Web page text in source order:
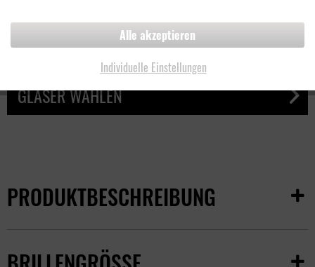
Qualitäts-Kunststoff-Brillenglas
Kratz- und bruchfest
Mehrfachentspiegelt
GLÄSER WÄHLEN
PRODUKTBESCHREIBUNG
Individuelle Einstellungen
Alle akzeptieren